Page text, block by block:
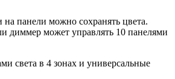
панели можно сохранять цвета.
диммер может управлять 10 панелями
света в 4 зонах и универсальные